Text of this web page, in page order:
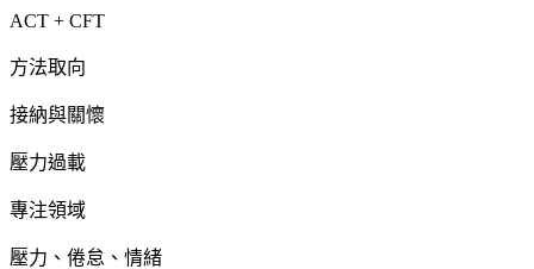
ACT + CFT
方法取向
接納與關懷
壓力過載
專注領域
壓力、倦怠、情緒